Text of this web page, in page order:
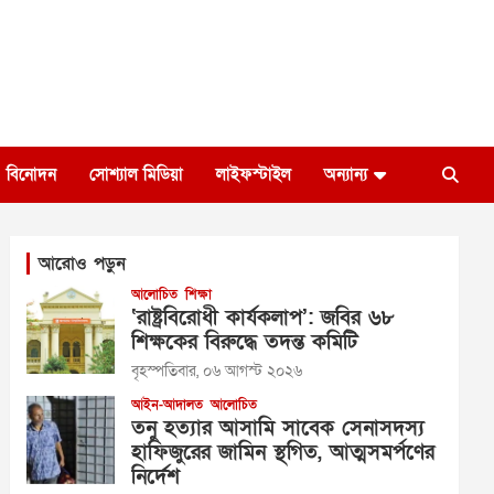
বিনোদন সোশ্যাল মিডিয়া লাইফস্টাইল অন্যান্য
আরোও পড়ুন
আলোচিত শিক্ষা
‘রাষ্ট্রবিরোধী কার্যকলাপ’: জবির ৬৮
শিক্ষকের বিরুদ্ধে তদন্ত কমিটি
বৃহস্পতিবার, ০৬ আগস্ট ২০২৬
আইন-আদালত আলোচিত
তনু হত্যার আসামি সাবেক সেনাসদস্য
হাফিজুরের জামিন স্থগিত, আত্মসমর্পণের
নির্দেশ